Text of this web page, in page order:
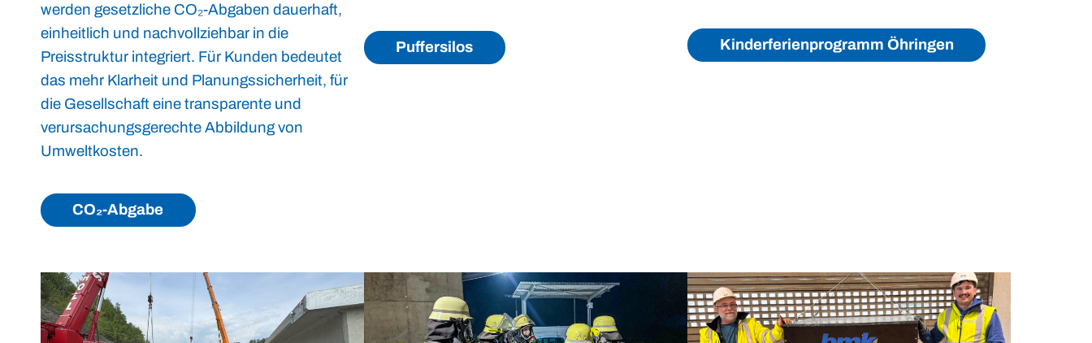
werden gesetzliche CO₂-Abgaben dauerhaft,
einheitlich und nachvollziehbar in die
Preisstruktur integriert. Für Kunden bedeutet
das mehr Klarheit und Planungssicherheit, für
die Gesellschaft eine transparente und
verursachungsgerechte Abbildung von
Umweltkosten.
CO₂-Abgabe
Puffersilos Kinderferienprogramm Öhringen